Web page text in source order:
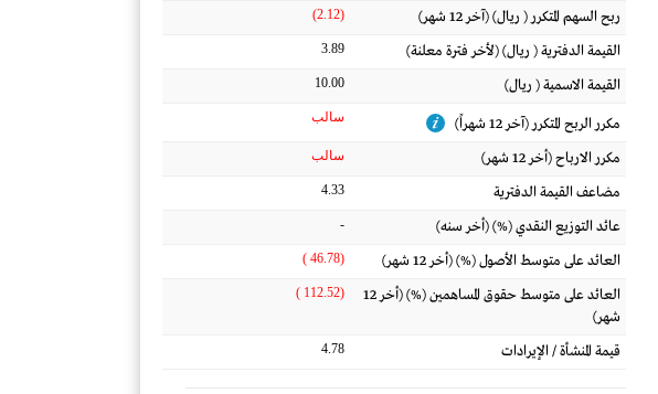
ربح السهم المتكرر ( ريال) (آخر 12 شهر) (2.12)
القيمة الدفترية ( ريال) (لأخر فترة معلنة) 3.89
القيمة الاسمية ( ريال) 10.00
مكرر الربح المتكرر (آخر 12 شهراً) سالب
مكرر الارباح (أخر 12 شهر) سالب
مضاعف القيمة الدفترية 4.33
عائد التوزيع النقدي (%) (أخر سنه) -
العائد على متوسط الأصول (%) (أخر 12 شهر) (46.78 )
العائد على متوسط حقوق المساهمين (%) (أخر 12
شهر)
(112.52 )
قيمة المنشأة / الإيرادات 4.78